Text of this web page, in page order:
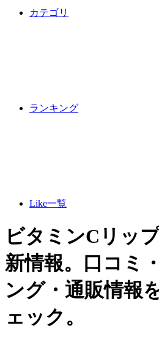
カテゴリ
ランキング
Like一覧
ビタミンCリッ
新情報。口コミ
ング・通販情報
ェック。